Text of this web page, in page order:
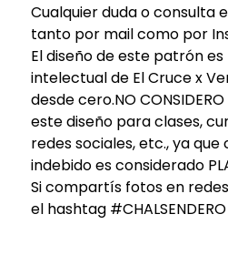
Cualquier duda o consulta
tanto por mail como por
El diseño de este patrón
intelectual de El Cruce x
desde cero.NO
este diseño para clases,
redes sociales, etc., ya que
indebido es considerado
Si compartís fotos en
el hashtag